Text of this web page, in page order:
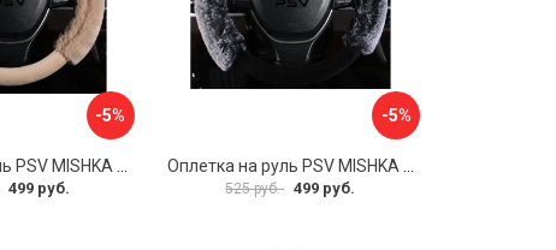
-5%
499 руб.
-5%
525 руб. 499 руб.